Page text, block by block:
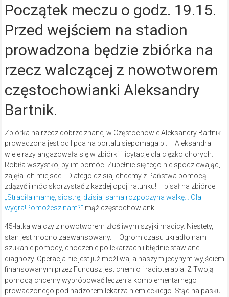
Początek meczu o godz. 19.15.
Przed wejściem na stadion
prowadzona będzie zbiórka na
rzecz walczącej z nowotworem
częstochowianki Aleksandry
Bartnik.
Zbiórka na rzecz dobrze znanej w Częstochowie Aleksandry Bartnik
prowadzona jest od lipca na portalu siepomaga.pl. – Aleksandra
wiele razy angażowała się w zbiórki i licytacje dla ciężko chorych.
Robiła wszystko, by im pomóc. Zupełnie się tego nie spodziewając,
zajęła ich miejsce… Dlatego dzisiaj chcemy z Państwa pomocą
zdążyć i móc skorzystać z każdej opcji ratunku! – pisał na zbiórce
„Straciła mamę, siostrę, dzisiaj sama rozpoczyna walkę… Ola
wygra!Pomożesz nam?” mąż częstochowianki.
45-latka walczy z nowotworem złośliwym szyjki macicy. Niestety,
stan jest mocno zaawansowany. – Ogrom czasu ukradło nam
szukanie pomocy, chodzenie po lekarzach i błędnie stawiane
diagnozy. Operacja nie jest już możliwa, a naszym jedynym wyjściem
finansowanym przez Fundusz jest chemio i radioterapia. Z Twoją
pomocą chcemy wypróbować leczenia komplementarnego
prowadzonego pod nadzorem lekarza niemieckiego. Stąd na pasku